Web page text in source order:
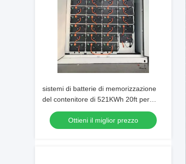
sistemi di batterie di memorizzazione
del contenitore di 521KWh 20ft per
fuori la stazione di immagazzinamento
dell'energia di griglia
Ottieni il miglior prezzo